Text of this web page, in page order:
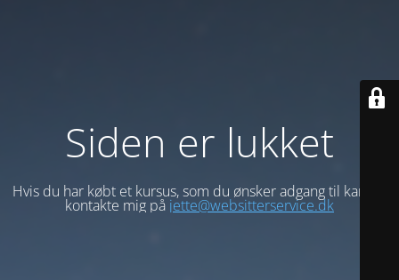
Siden er lukket
Hvis du har købt et kursus, som du ønsker adgang til kan du
kontakte mig på jette@websitterservice.dk